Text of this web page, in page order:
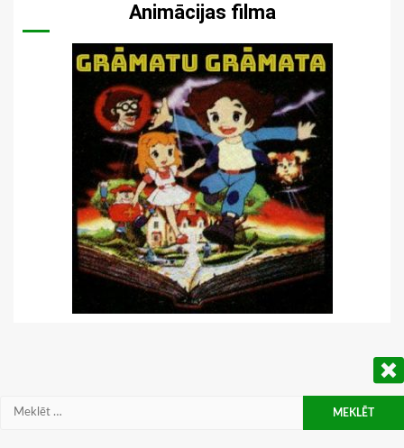
Animācijas filma
Meklēt: